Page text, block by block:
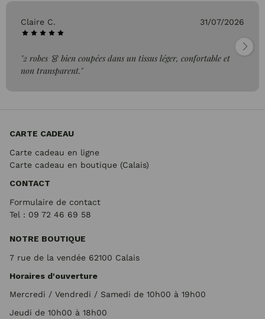
Claire C. 31/07/2026
"2 robes 👗 bien coupées dans un tissus léger, confortable et
non transparent."
CARTE CADEAU
Carte cadeau en ligne
Carte cadeau en boutique (Calais)
CONTACT
Formulaire de contact
Tel : 09 72 46 69 58
NOTRE BOUTIQUE
7 rue de la vendée 62100 Calais
Horaires d'ouverture
Mercredi / Vendredi / Samedi de 10h00 à 19h00
Jeudi de 10h00 à 18h00